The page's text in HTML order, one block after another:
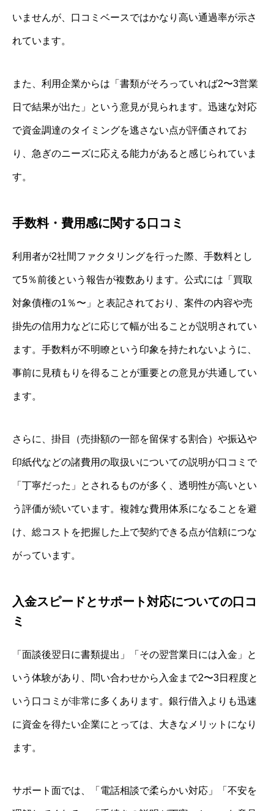
いませんが、口コミベースではかなり高い通過率が示さ
れています。
また、利用企業からは「書類がそろっていれば2〜3営業
日で結果が出た」という意見が見られます。迅速な対応
で資金調達のタイミングを逃さない点が評価されてお
り、急ぎのニーズに応える能力があると感じられていま
す。
手数料・費用感に関する口コミ
利用者が2社間ファクタリングを行った際、手数料とし
て5％前後という報告が複数あります。公式には「買取
対象債権の1％〜」と表記されており、案件の内容や売
掛先の信用力などに応じて幅が出ることが説明されてい
ます。手数料が不明瞭という印象を持たれないように、
事前に見積もりを得ることが重要との意見が共通してい
ます。
さらに、掛目（売掛額の一部を留保する割合）や振込や
印紙代などの諸費用の取扱いについての説明が口コミで
「丁寧だった」とされるものが多く、透明性が高いとい
う評価が続いています。複雑な費用体系になることを避
け、総コストを把握した上で契約できる点が信頼につな
がっています。
入金スピードとサポート対応についての口コ
ミ
「面談後翌日に書類提出」「その翌営業日には入金」と
いう体験があり、問い合わせから入金まで2〜3日程度と
いう口コミが非常に多くあります。銀行借入よりも迅速
に資金を得たい企業にとっては、大きなメリットになり
ます。
サポート面では、「電話相談で柔らかい対応」「不安を